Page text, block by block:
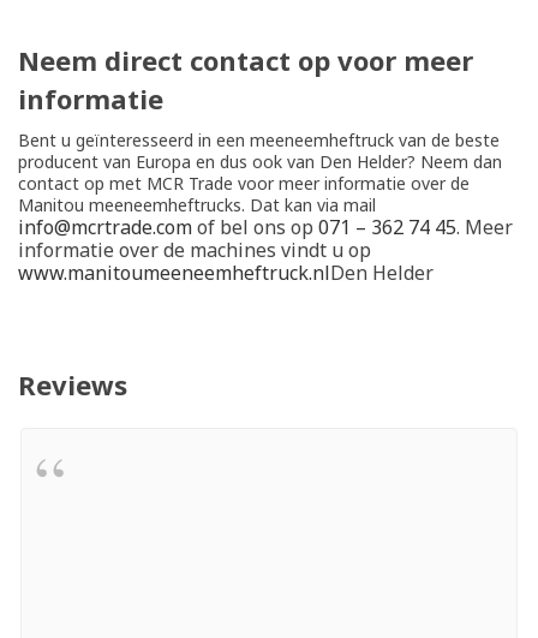
Neem direct contact op voor meer
informatie
Bent u geïnteresseerd in een meeneemheftruck van de beste
producent van Europa en dus ook van Den Helder? Neem dan
contact op met MCR Trade voor meer informatie over de
Manitou meeneemheftrucks. Dat kan via mail
info@mcrtrade.comof bel ons op 071 – 362 74 45. Meer
informatie over de machines vindt u op
www.manitoumeeneemheftruck.nlDen Helder
Reviews